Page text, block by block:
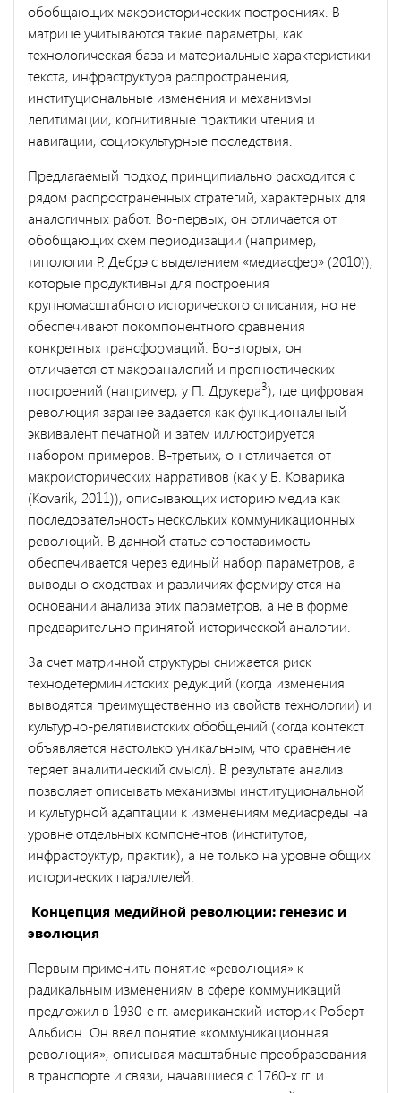
обобщающих макроисторических построениях. В
матрице учитываются такие параметры, как
технологическая база и материальные характеристики
текста, инфраструктура распространения,
институциональные изменения и механизмы
легитимации, когнитивные практики чтения и
навигации, социокультурные последствия.
Предлагаемый подход принципиально расходится с
рядом распространенных стратегий, характерных для
аналогичных работ. Во-первых, он отличается от
обобщающих схем периодизации (например,
типологии Р. Дебрэ с выделением «медиасфер» (2010)),
которые продуктивны для построения
крупномасштабного исторического описания, но не
обеспечивают покомпонентного сравнения
конкретных трансформаций. Во-вторых, он
отличается от макроаналогий и прогностических
построений (например, у П. Друкера3), где цифровая
революция заранее задается как функциональный
эквивалент печатной и затем иллюстрируется
набором примеров. В-третьих, он отличается от
макроисторических нарративов (как у Б. Коварика
(Kovarik, 2011)), описывающих историю медиа как
последовательность нескольких коммуникационных
революций. В данной статье сопоставимость
обеспечивается через единый набор параметров, а
выводы о сходствах и различиях формируются на
основании анализа этих параметров, а не в форме
предварительно принятой исторической аналогии.
За счет матричной структуры снижается риск
технодетерминистских редукций (когда изменения
выводятся преимущественно из свойств технологии) и
культурно-релятивистских обобщений (когда контекст
объявляется настолько уникальным, что сравнение
теряет аналитический смысл). В результате анализ
позволяет описывать механизмы институциональной
и культурной адаптации к изменениям медиасреды на
уровне отдельных компонентов (институтов,
инфраструктур, практик), а не только на уровне общих
исторических параллелей.
Концепция медийной революции: генезис и
эволюция
Первым применить понятие «революция» к
радикальным изменениям в сфере коммуникаций
предложил в 1930-е гг. американский историк Роберт
Альбион. Он ввел понятие «коммуникационная
революция», описывая масштабные преобразования
в транспорте и связи, начавшиеся с 1760-х гг. и